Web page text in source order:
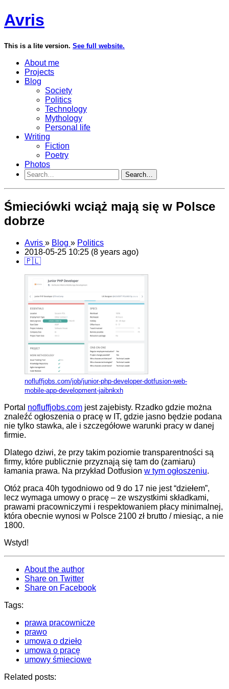
Avris
This is a lite version. See full website.
About me
Projects
Blog
Society
Politics
Technology
Mythology
Personal life
Writing
Fiction
Poetry
Photos
Search…
Śmieciówki wciąż mają się w Polsce
dobrze
Avris » Blog » Politics
2018-05-25 10:25 (8 years ago)
🇵🇱
nofluffjobs.com/job/junior-php-developer-dotfusion-web-
mobile-app-development-jaibnkxh
Portal nofluffjobs.com jest zajebisty. Rzadko gdzie można
znaleźć ogłoszenia o pracę w IT, gdzie jasno będzie podana
nie tylko stawka, ale i szczegółowe warunki pracy w danej
firmie.
Dlatego dziwi, że przy takim poziomie transparentności są
firmy, które publicznie przyznają się tam do (zamiaru)
łamania prawa. Na przykład Dotfusion w tym ogłoszeniu.
Otóż praca 40h tygodniowo od 9 do 17 nie jest “dziełem”,
lecz wymaga umowy o pracę – ze wszystkimi składkami,
prawami pracowniczymi i respektowaniem płacy minimalnej,
która obecnie wynosi w Polsce 2100 zł brutto / miesiąc, a nie
1800.
Wstyd!
About the author
Share on Twitter
Share on Facebook
Tags:
prawa pracownicze
prawo
umowa o dzieło
umowa o pracę
umowy śmieciowe
Related posts: